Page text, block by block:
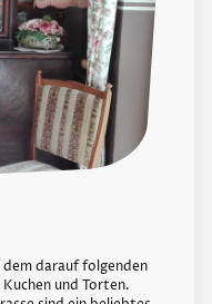
darauf folgenden
und Torten.